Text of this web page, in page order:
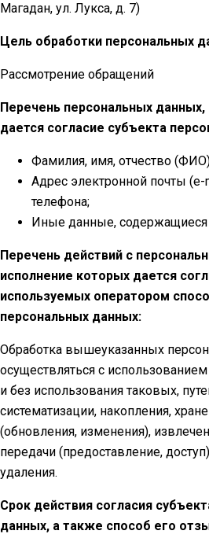
Магадан, ул. Лукса, д. 7)
Цель обработки персональных
Рассмотрение обращений
Перечень персональных
дается согласие субъекта
Фамилия, имя, отчество
Адрес электронной почты
телефона;
Иные данные,
Перечень действий с
исполнение которых дается
используемых оператором
персональных данных:
Обработка вышеуказанных
осуществляться с
и без использования таковых,
систематизации, накопления,
(обновления, изменения),
передачи (предоставление,
удаления.
Срок действия согласия
данных, а также способ его